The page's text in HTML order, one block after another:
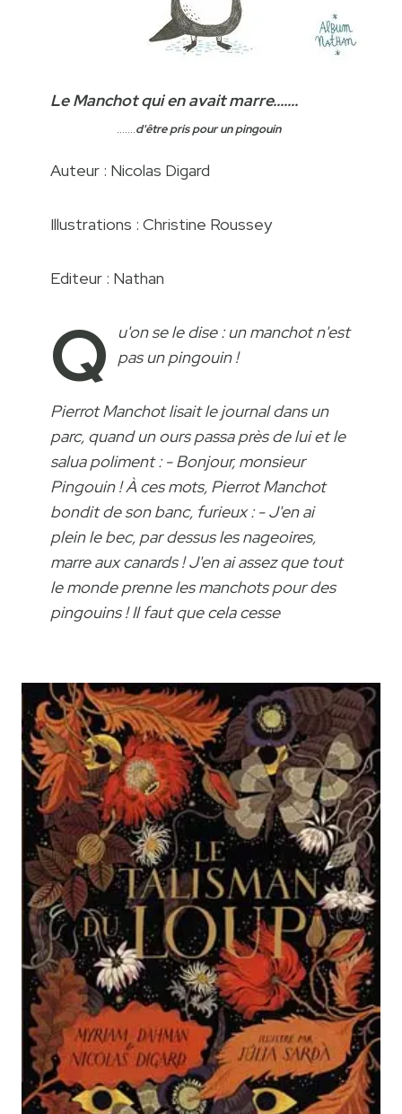
Le Manchot qui en avait marre.......
.......d'être pris pour un pingouin
Auteur : Nicolas Digard
Illustrations : Christine Roussey
Editeur : Nathan
Q
u'on se le dise : un manchot n'est
pas un pingouin !
Pierrot Manchot lisait le journal dans un
parc, quand un ours passa près de lui et le
salua poliment : - Bonjour, monsieur
Pingouin ! À ces mots, Pierrot Manchot
bondit de son banc, furieux : - J'en ai
plein le bec, par dessus les nageoires,
marre aux canards ! J'en ai assez que tout
le monde prenne les manchots pour des
pingouins ! Il faut que cela cesse